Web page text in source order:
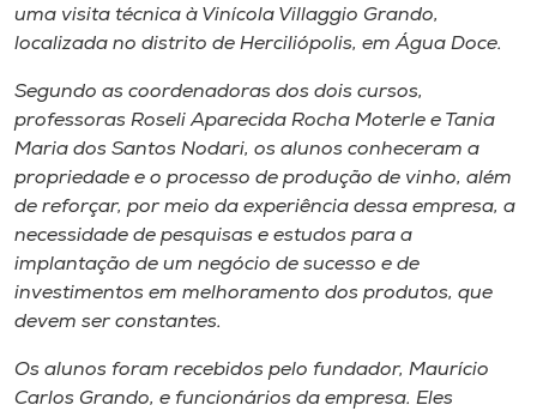
CPA
Biblioteca
Editora
Museu
Unoesc
Store
uma visita técnica à Vinícola Villaggio Grando,
localizada no distrito de Herciliópolis, em Água Doce.
Segundo as coordenadoras dos dois cursos,
professoras Roseli Aparecida Rocha Moterle e Tania
Maria dos Santos Nodari, os alunos conheceram a
propriedade e o processo de produção de vinho, além
de reforçar, por meio da experiência dessa empresa, a
necessidade de pesquisas e estudos para a
implantação de um negócio de sucesso e de
investimentos em melhoramento dos produtos, que
devem ser constantes.
Os alunos foram recebidos pelo fundador, Maurício
Carlos Grando, e funcionários da empresa. Eles